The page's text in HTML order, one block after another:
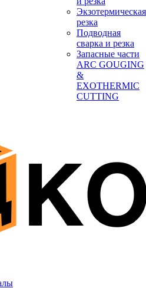
Экзотермическая
резка
Подводная
сварка и резка
Запасные части
ARC GOUGING
&
EXOTHERMIC
CUTTING